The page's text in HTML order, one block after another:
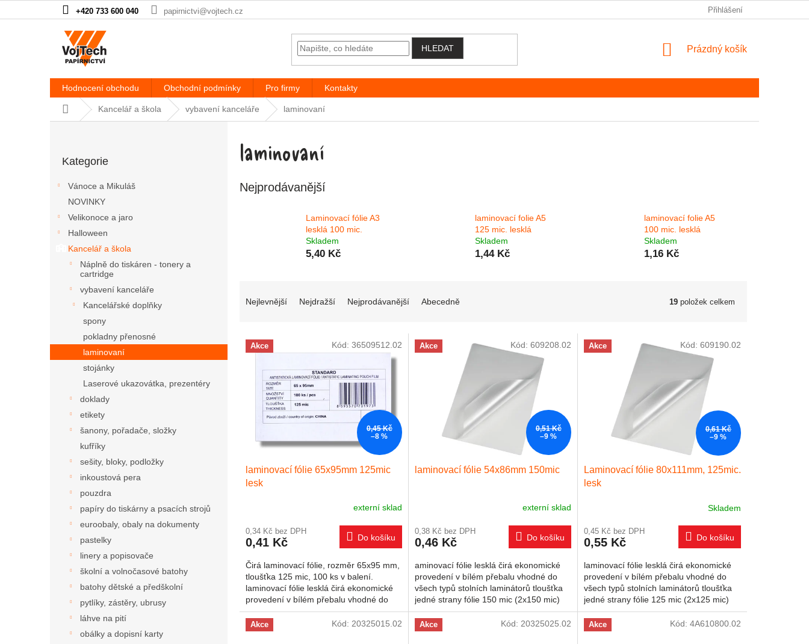
+420 733 600 040 papirnictvi@vojtech.cz Přihlášení
HLEDAT NÁKUPNÍ KOŠÍK
Prázdný košík
Hodnocení obchodu Obchodní podmínky Pro firmy Kontakty
Domů Kancelář a škola vybavení kanceláře laminovaní
Kategorie
Vánoce a Mikuláš
NOVINKY
Velikonoce a jaro
Halloween
Kancelář a škola
Náplně do tiskáren - tonery a
cartridge
vybavení kanceláře
Kancelářské doplňky
spony
pokladny přenosné
laminovaní
stojánky
Laserové ukazovátka, prezentéry
doklady
etikety
šanony, pořadače, složky
kufříky
sešity, bloky, podložky
inkoustová pera
pouzdra
papíry do tiskárny a psacích strojů
euroobaly, obaly na dokumenty
pastelky
linery a popisovače
školní a volnočasové batohy
batohy dětské a předškolní
pytlíky, zástěry, ubrusy
láhve na pití
obálky a dopisní karty
laminovaní
Nejprodávanější
Laminovací fólie A3
lesklá 100 mic.
Skladem
5,40 Kč
laminovací folie A5
125 mic. lesklá
Skladem
1,44 Kč
laminovací folie A5
100 mic. lesklá
Skladem
1,16 Kč
Nejlevnější Nejdražší Nejprodávanější Abecedně 19 položek celkem
Výpis produktů
Akce
0,45 Kč
–8 %
laminovací fólie 65x95mm 125mic
lesk
externí sklad
0,34 Kč bez DPH
0,41 Kč Do košíku
Čirá laminovací fólie, rozměr 65x95 mm,
tloušťka 125 mic, 100 ks v balení.
laminovací fólie lesklá čirá ekonomické
provedení v bílém přebalu vhodné do
všech typů stolních...
Kód: 36509512.02 Akce
0,51 Kč
–9 %
laminovací fólie 54x86mm 150mic
externí sklad
0,38 Kč bez DPH
0,46 Kč Do košíku
aminovací fólie lesklá čirá ekonomické
provedení v bílém přebalu vhodné do
všech typů stolních laminátorů tloušťka
jedné strany fólie 150 mic (2x150 mic)
rozměr 54x86 mm
Kód: 609208.02 Akce
0,61 Kč
–9 %
Laminovací fólie 80x111mm, 125mic.
lesk
Skladem
0,45 Kč bez DPH
0,55 Kč Do košíku
laminovací fólie lesklá čirá ekonomické
provedení v bílém přebalu vhodné do
všech typů stolních laminátorů tloušťka
jedné strany fólie 125 mic (2x125 mic)
rozměr 80x111 mm cena...
Kód: 609190.02
Akce Kód: 20325015.02 Akce Kód: 20325025.02 Akce Kód: 4A610800.02